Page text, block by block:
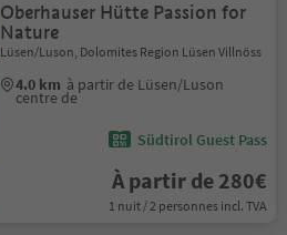
Oberhauser Hütte Passion for
Nature
Lüsen/Luson, Dolomites Region Lüsen Villnöss
4.0 km à partir de Lüsen/Luson
centre de
Südtirol Guest Pass
À partir de 280€
1 nuit / 2 personnes incl. TVA